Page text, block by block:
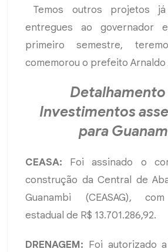
Temos outros projetos
entregues ao governador
primeiro semestre,
comemorou o prefeito Arnaldo
Detalhamento
Investimentos
para
CEASA: Foi assinado o
construção da Central de
Guanambi (CEASAG),
estadual de R$ 13.701.286,92.
DRENAGEM: Foi autorizado